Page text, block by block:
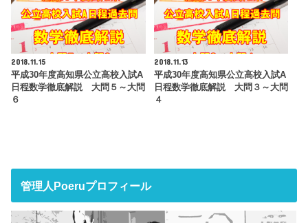
2018.11.15
平成30年度高知県公立高校入試A
日程数学徹底解説 大問５～大問
６
2018.11.13
平成30年度高知県公立高校入試A
日程数学徹底解説 大問３～大問
４
管理人Poeruプロフィール